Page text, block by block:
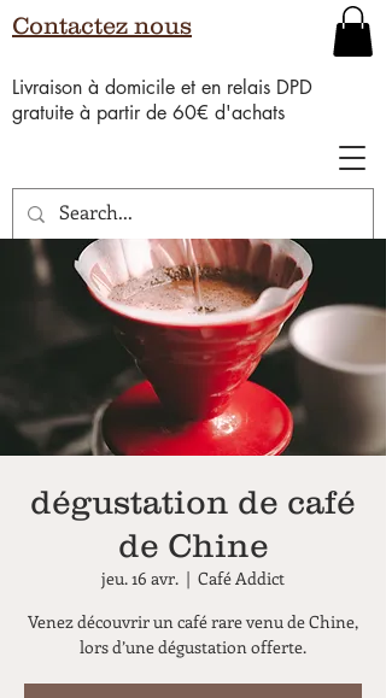
Livraison à domicile et en relais DPD
gratuite à partir de 60€ d'achats
Contactez nous
dégustation de café
de Chine
jeu. 16 avr.
  |
Café Addict
Venez découvrir un café rare venu de Chine,
lors d’une dégustation offerte.